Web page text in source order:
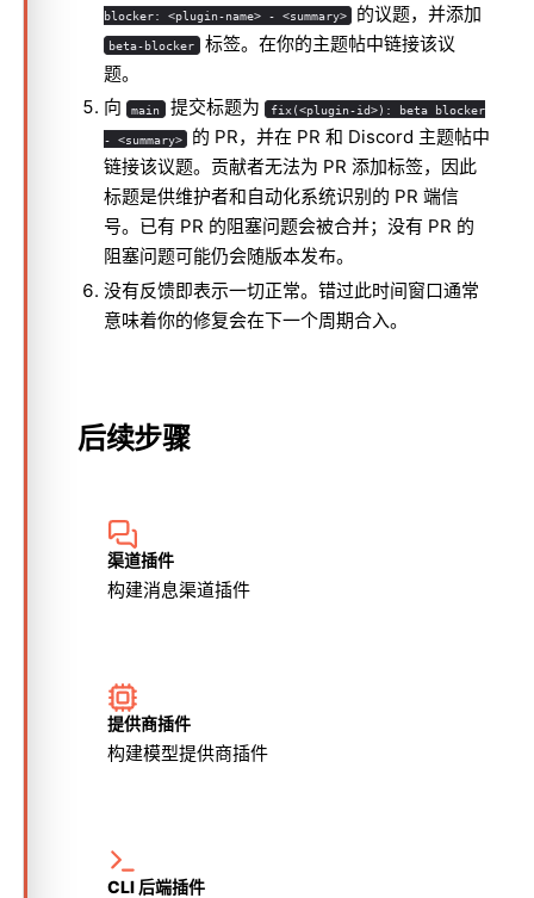
blocker: <plugin-name> - <summary> 的议题，并添加
beta-blocker
标签。在你的主题帖中链接该议
题。
向
main 提交标题为 fix(<plugin-id>): beta blocker
- <summary>
的 PR，并在 PR 和 Discord 主题帖中
链接该议题。贡献者无法为 PR 添加标签，因此
标题是供维护者和自动化系统识别的 PR 端信
号。已有 PR 的阻塞问题会被合并；没有 PR 的
阻塞问题可能仍会随版本发布。
没有反馈即表示一切正常。错过此时间窗口通常
意味着你的修复会在下一个周期合入。
后续步骤
渠道插件
构建消息渠道插件
提供商插件
构建模型提供商插件
CLI 后端插件